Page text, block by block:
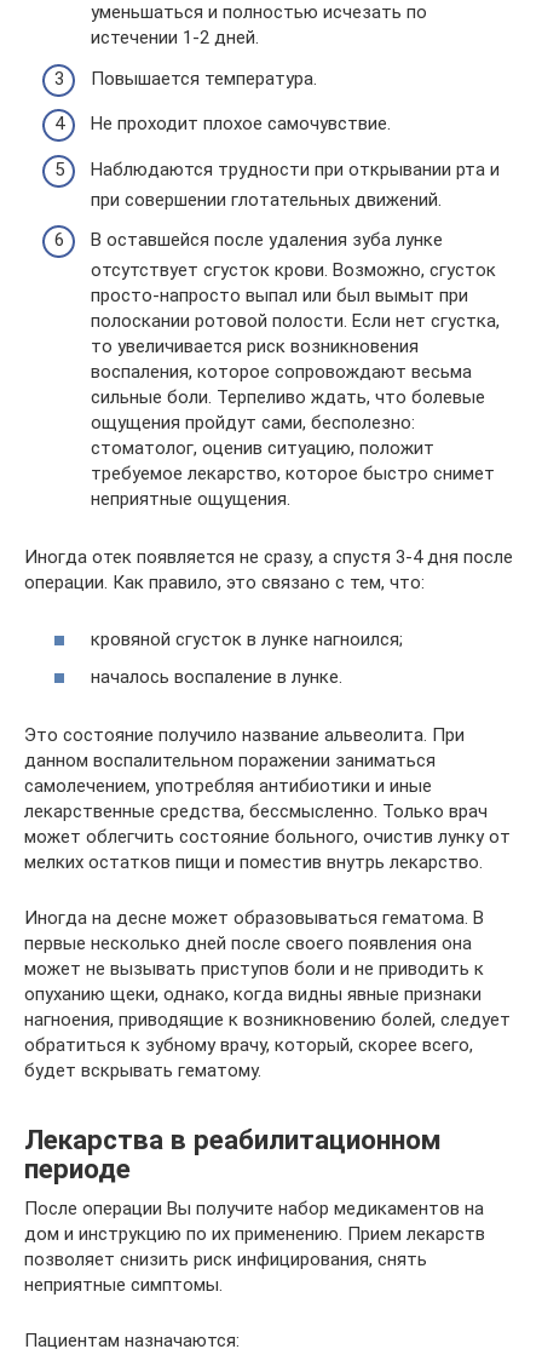
уменьшаться и полностью исчезать по
истечении 1-2 дней.
Повышается температура.
Не проходит плохое самочувствие.
Наблюдаются трудности при открывании рта и
при совершении глотательных движений.
В оставшейся после удаления зуба лунке
отсутствует сгусток крови. Возможно, сгусток
просто-напросто выпал или был вымыт при
полоскании ротовой полости. Если нет сгустка,
то увеличивается риск возникновения
воспаления, которое сопровождают весьма
сильные боли. Терпеливо ждать, что болевые
ощущения пройдут сами, бесполезно:
стоматолог, оценив ситуацию, положит
требуемое лекарство, которое быстро снимет
неприятные ощущения.
Иногда отек появляется не сразу, а спустя 3-4 дня после
операции. Как правило, это связано с тем, что:
кровяной сгусток в лунке нагноился;
началось воспаление в лунке.
Это состояние получило название альвеолита. При
данном воспалительном поражении заниматься
самолечением, употребляя антибиотики и иные
лекарственные средства, бессмысленно. Только врач
может облегчить состояние больного, очистив лунку от
мелких остатков пищи и поместив внутрь лекарство.
Иногда на десне может образовываться гематома. В
первые несколько дней после своего появления она
может не вызывать приступов боли и не приводить к
опуханию щеки, однако, когда видны явные признаки
нагноения, приводящие к возникновению болей, следует
обратиться к зубному врачу, который, скорее всего,
будет вскрывать гематому.
Лекарства в реабилитационном
периоде
После операции Вы получите набор медикаментов на
дом и инструкцию по их применению. Прием лекарств
позволяет снизить риск инфицирования, снять
неприятные симптомы.
Пациентам назначаются: